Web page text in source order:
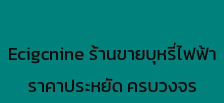
Ecigcnine ร้านขายบุหรี่ไฟฟ้า
ราคาประหยัด ครบวงจร